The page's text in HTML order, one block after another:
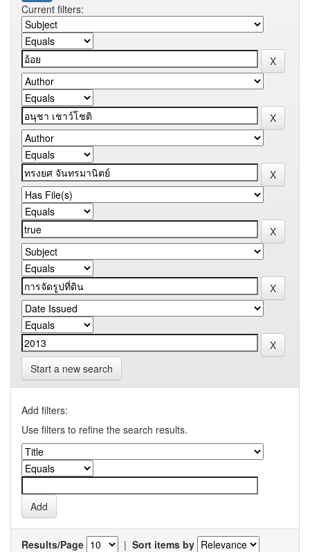
Current filters:
Start a new search
Add filters:
Use filters to refine the search results.
Results/Page | Sort items by